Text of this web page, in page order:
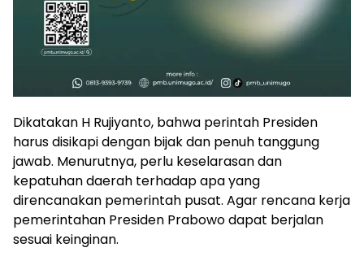
Dikatakan H Rujiyanto, bahwa perintah Presiden
harus disikapi dengan bijak dan penuh tanggung
jawab. Menurutnya, perlu keselarasan dan
kepatuhan daerah terhadap apa yang
direncanakan pemerintah pusat. Agar rencana kerja
pemerintahan Presiden Prabowo dapat berjalan
sesuai keinginan.